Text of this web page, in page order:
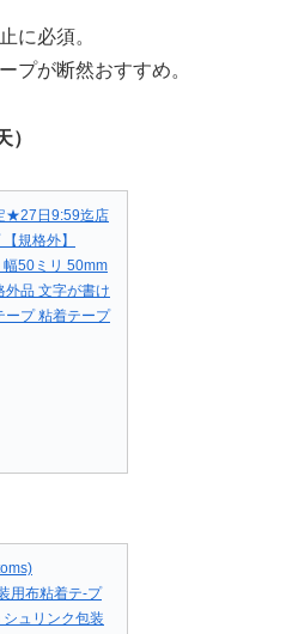
に必須。
プが断然おすすめ。
）
★27日9:59迄店
規格外】
50ミリ 50mm
外品 文字が書け
ープ 粘着テープ
用布粘着テ-プ
ュリンク包装